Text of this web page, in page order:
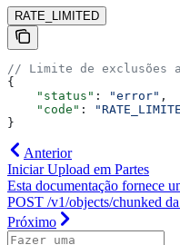
RATE_LIMITED
// Limite de exclusões
{
    "status"
: "error" ,
    "code"
:
}
Anterior
Iniciar Upload em Partes
Esta documentação fornece
POST /v1/objects/chunked
Próximo